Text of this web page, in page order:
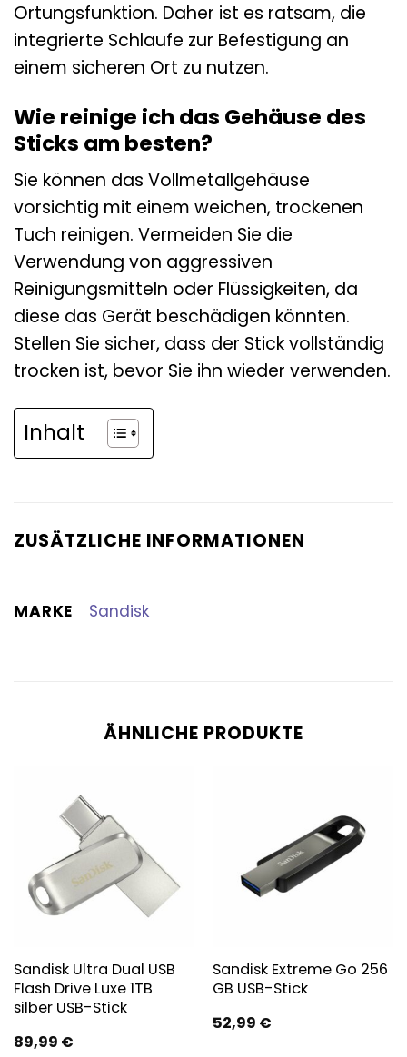
Ortungsfunktion. Daher ist es ratsam, die
integrierte Schlaufe zur Befestigung an
einem sicheren Ort zu nutzen.
Wie reinige ich das Gehäuse des
Sticks am besten?
Sie können das Vollmetallgehäuse
vorsichtig mit einem weichen, trockenen
Tuch reinigen. Vermeiden Sie die
Verwendung von aggressiven
Reinigungsmitteln oder Flüssigkeiten, da
diese das Gerät beschädigen könnten.
Stellen Sie sicher, dass der Stick vollständig
trocken ist, bevor Sie ihn wieder verwenden.
Inhalt
ZUSÄTZLICHE INFORMATIONEN
MARKE Sandisk
ÄHNLICHE PRODUKTE
Sandisk Ultra Dual USB
Flash Drive Luxe 1TB
silber USB-Stick
89,99 €
Sandisk Extreme Go 256
GB USB-Stick
52,99 €